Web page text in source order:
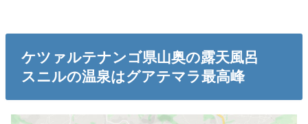
ケツァルテナンゴ県山奥の露天風呂
スニルの温泉はグアテマラ最高峰